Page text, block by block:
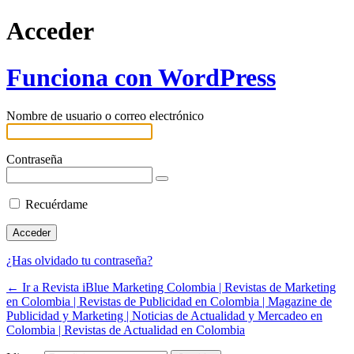
Acceder
Funciona con WordPress
Nombre de usuario o correo electrónico
Contraseña
Recuérdame
¿Has olvidado tu contraseña?
← Ir a Revista iBlue Marketing Colombia | Revistas de Marketing
en Colombia | Revistas de Publicidad en Colombia | Magazine de
Publicidad y Marketing | Noticias de Actualidad y Mercadeo en
Colombia | Revistas de Actualidad en Colombia